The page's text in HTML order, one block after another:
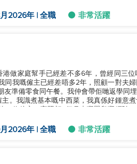
2026年 | 全職 非常活躍
港做家庭幫手已經差不多6年，曾經同三
同我嘅僱主已經差唔多2年，照顧一對夫
友準備零食同午餐。我仲會帶佢哋返學同
。我識煮基本嘅中西菜，我真係好鍾意
2026年 | 全職 非常活躍